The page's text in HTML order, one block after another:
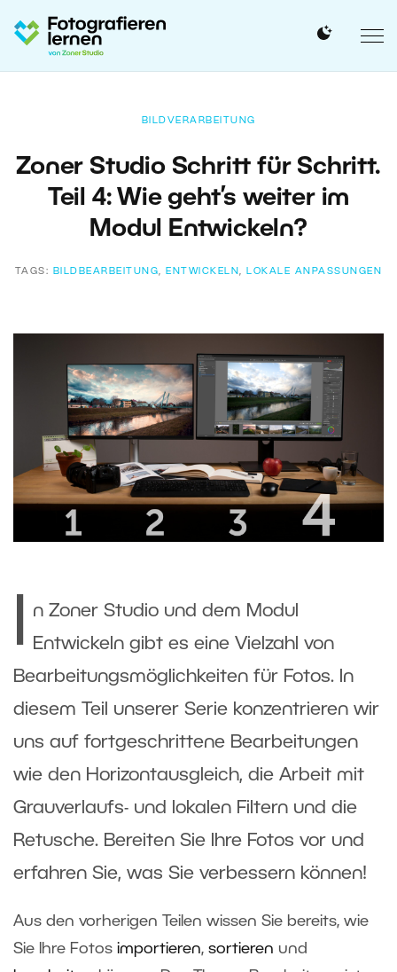
BILDVERARBEITUNG
Zoner Studio Schritt für Schritt.
Teil 4: Wie geht’s weiter im
Modul Entwickeln?
TAGS: BILDBEARBEITUNG, ENTWICKELN, LOKALE ANPASSUNGEN
n Zoner Studio und dem Modul
Entwickeln gibt es eine Vielzahl von
Bearbeitungsmöglichkeiten für Fotos. In
diesem Teil unserer Serie konzentrieren wir
uns auf fortgeschrittene Bearbeitungen
wie den Horizontausgleich, die Arbeit mit
Grauverlaufs- und lokalen Filtern und die
Retusche. Bereiten Sie Ihre Fotos vor und
erfahren Sie, was Sie verbessern können!
Aus den vorherigen Teilen wissen Sie bereits, wie
Sie Ihre Fotos importieren, sortieren und